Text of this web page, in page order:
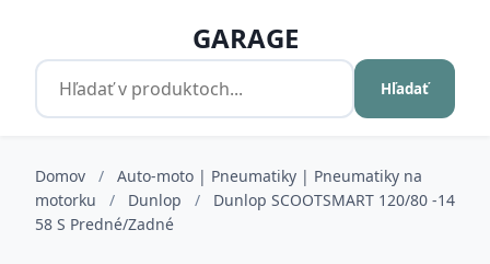
GARAGE
Hľadať
Domov /
Auto-moto | Pneumatiky | Pneumatiky na
motorku
/ Dunlop /
Dunlop SCOOTSMART 120/80 -14
58 S Predné/Zadné